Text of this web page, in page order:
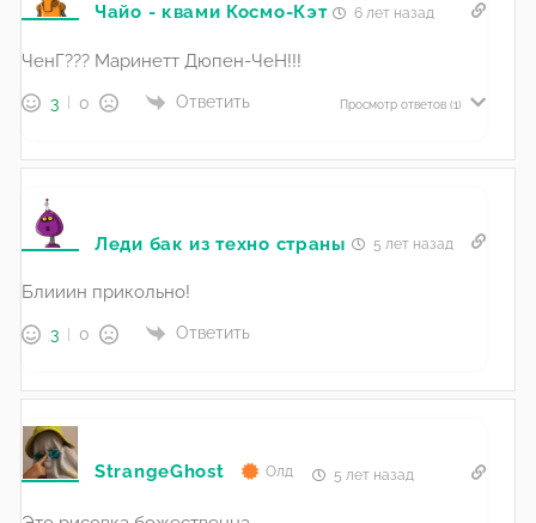
Чайо - квами Космо-Кэт 6 лет назад
ЧенГ??? Маринетт Дюпен-ЧеН!!!
3 0 Ответить Просмотр ответов (1)
Леди бак из техно страны 5 лет назад
Блииин прикольно!
3 0 Ответить
StrangeGhost Олд 5 лет назад